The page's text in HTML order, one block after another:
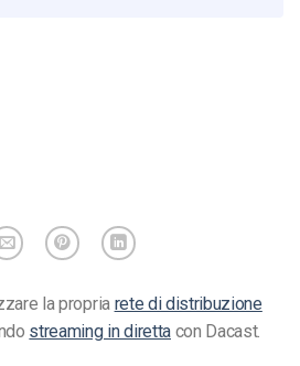
la propria rete di distribuzione
streaming in direttacon Dacast.